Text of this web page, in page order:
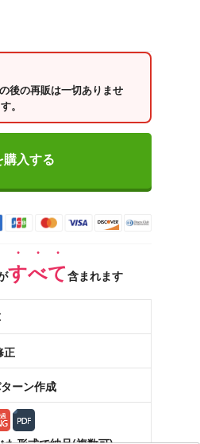
後の再販は一切ありませ
。
購入する
すべて含まれます
正
ーン作成